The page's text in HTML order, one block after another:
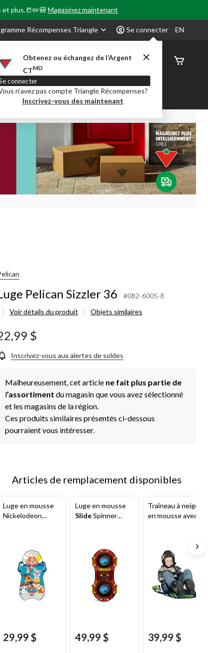
et plus.📒✏️🎒Magasinez maintenant
Récompenses Triangle Se connecter
Obtenez ou échangez de l’Argent
CTMD
connecter
n’avez pas compte Triangle Récompenses?
Inscrivez-vous des maintenant
EN
État de
Classe Party City Centre-auto
Pelican Sizzler 36
#082-6005-8
Voir détails du produit
Objets similaires
$
Inscrivez-vous aux alertes de soldes
Malheureusement, cet article ne fait plus partie de
l’assortiment du magasin que vous avez sélectionné
et les magasins de la région.
Ces produits similaires présentés ci-dessous
pourraient vous intéresser.
Articles de remplacement disponibles
Luge en mousse
Nickelodeon
29,99 $
Luge en mousse
SlideSpinner
49,99 $
Traîneau à neige
en mousse avec
39,99 $